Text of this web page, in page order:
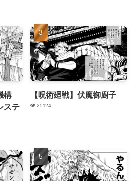
構
ステ
【呪術廻戦】伏魔御廚子
25124